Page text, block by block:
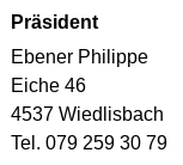
Präsident
Ebener Philippe
Eiche 46
4537 Wiedlisbach
Tel. 079 259 30 79